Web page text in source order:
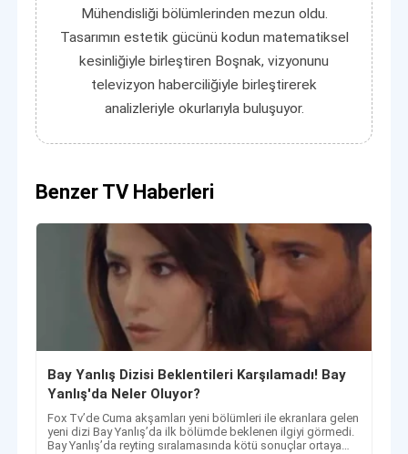
Mühendisliği bölümlerinden mezun oldu.
Tasarımın estetik gücünü kodun matematiksel
kesinliğiyle birleştiren Boşnak, vizyonunu
televizyon haberciliğiyle birleştirerek
analizleriyle okurlarıyla buluşuyor.
Benzer TV Haberleri
Bay Yanlış Dizisi Beklentileri Karşılamadı! Bay
Yanlış'da Neler Oluyor?
Fox Tv’de Cuma akşamları yeni bölümleri ile ekranlara gelen
yeni dizi Bay Yanlış’da ilk bölümde beklenen ilgiyi görmedi.
Bay Yanlış’da reyting sıralamasında kötü sonuçlar ortaya